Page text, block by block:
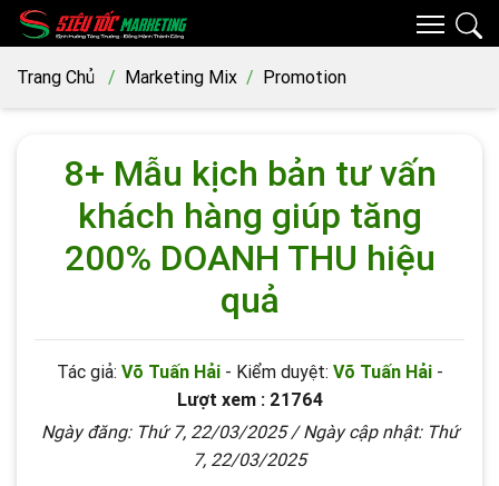
Trang Chủ Marketing Mix Promotion
8+ Mẫu kịch bản tư vấn
khách hàng giúp tăng
200% DOANH THU hiệu
quả
Tác giả: Võ Tuấn Hải- Kiểm duyệt: Võ Tuấn Hải-
Lượt xem : 21764
Ngày đăng: Thứ 7, 22/03/2025/ Ngày cập nhật: Thứ
7, 22/03/2025